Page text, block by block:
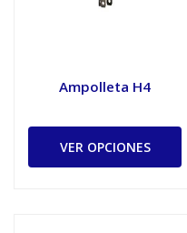
Ampolleta H4
VER OPCIONES